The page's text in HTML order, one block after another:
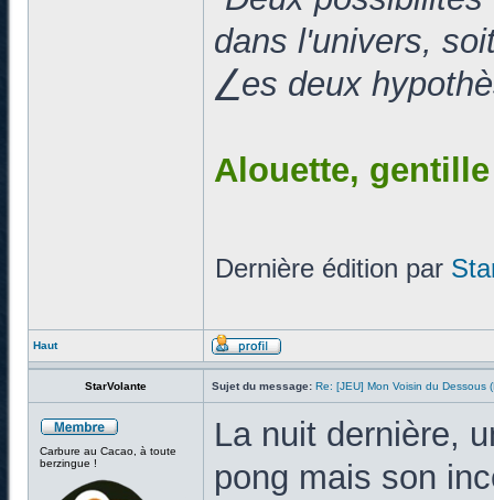
dans l'univers,
⎳es deux
Alouette,
Dernière édition par
Haut
StarVolante Sujet du message: Re: [JEU] Mon Voisin du Dessous
Carbure au Cacao, à toute
berzingue !
La nuit dernière,
pong mais son